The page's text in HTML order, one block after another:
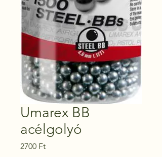
Umarex BB
acélgolyó
2700 FtÁr